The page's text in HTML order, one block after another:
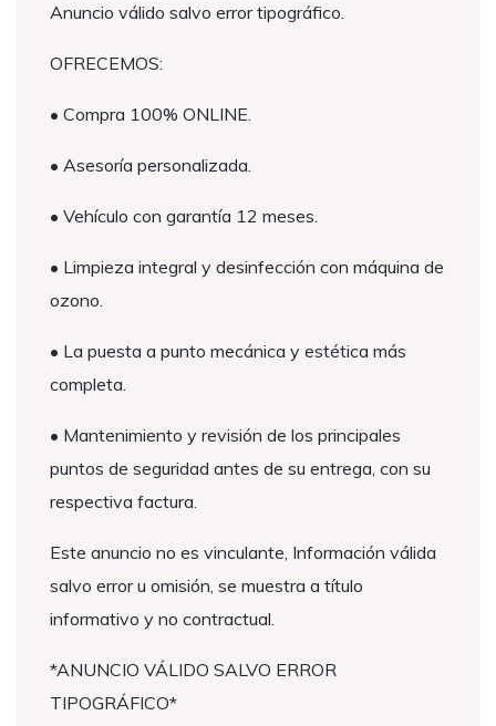
Anuncio válido salvo error tipográfico.
OFRECEMOS:
• Compra 100% ONLINE.
• Asesoría personalizada.
• Vehículo con garantía 12 meses.
• Limpieza integral y desinfección con máquina de
ozono.
• La puesta a punto mecánica y estética más
completa.
• Mantenimiento y revisión de los principales
puntos de seguridad antes de su entrega, con su
respectiva factura.
Este anuncio no es vinculante, Información válida
salvo error u omisión, se muestra a título
informativo y no contractual.
*ANUNCIO VÁLIDO SALVO ERROR
TIPOGRÁFICO*